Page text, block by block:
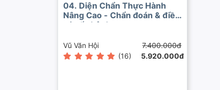
04. Diện Chẩn Thực Hành
Nâng Cao - Chẩn đoán & điều
trị gốc bệnh
Vũ Văn Hội
(16)
7.400.000đ
5.920.000đ